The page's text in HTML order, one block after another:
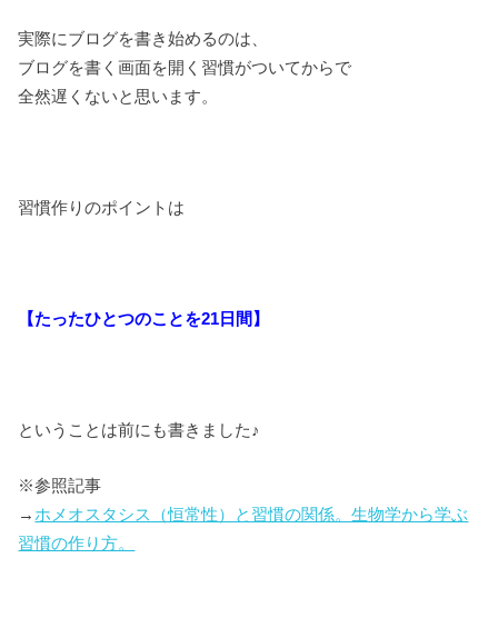
実際にブログを書き始めるのは、
ブログを書く画面を開く習慣がついてからで
全然遅くないと思います。
習慣作りのポイントは
【たったひとつのことを21日間】
ということは前にも書きました♪
※参照記事
→ ホメオスタシス（恒常性）と習慣の関係。生物学から学ぶ
習慣の作り方。